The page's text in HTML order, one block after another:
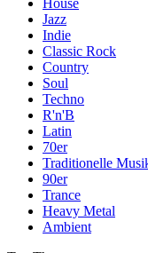
House
Jazz
Indie
Classic Rock
Country
Soul
Techno
R'n'B
Latin
70er
Traditionelle
90er
Trance
Heavy Metal
Ambient